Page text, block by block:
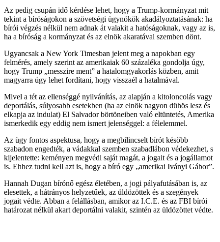
Az pedig csupán idő kérdése lehet, hogy a Trump-kormányzat mit
tekint a bíróságokon a szövetségi ügynökök akadályoztatásának: ha
bírói végzés nélkül nem adnak át valakit a hatóságoknak, vagy az is,
ha a bíróság a kormányzat és az elnök akaratával szemben dönt.
Ugyancsak a New York Timesban jelent meg a napokban egy
felmérés, amely szerint az amerikaiak 60 százaléka gondolja úgy,
hogy Trump „messzire ment” a hatalomgyakorlás közben, amit
magyarra úgy lehet fordítani, hogy visszaél a hatalmával.
Mivel a tét az ellenséggé nyilvánítás, az alapján a kitoloncolás vagy
deportálás, súlyosabb esetekben (ha az elnök nagyon dühös lesz és
elkapja az indulat) El Salvador börtöneiben való eltüntetés, Amerika
ismerkedik egy eddig nem ismert jelenséggel: a félelemmel.
Az ügy fontos aspektusa, hogy a megbilincselt bírót később
szabadon engedték, a vádakkal szemben szabadlábon védekezhet, s
kijelentette: keményen megvédi saját magát, a jogait és a jogállamot
is. Ehhez tudni kell azt is, hogy a bíró egy „amerikai Iványi Gábor”.
Hannah Dugan bírónő egész életében, a jogi pályafutásában is, az
elesettek, a hátrányos helyzetűek, az üldözöttek és a szegények
jogait védte. Abban a felállásban, amikor az I.C.E. és az FBI bírói
határozat nélkül akart deportálni valakit, szintén az üldözöttet védte.